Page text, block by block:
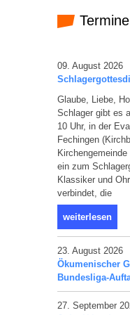
Termine
09. August 2026
Glaube, Liebe,
Schlager gibt es
10 Uhr, in der
Fechingen
ein zum
Klassiker und
verbindet, die
weiterlesen
23. August 2026
Ökumenischer
Bundesliga-
27. September